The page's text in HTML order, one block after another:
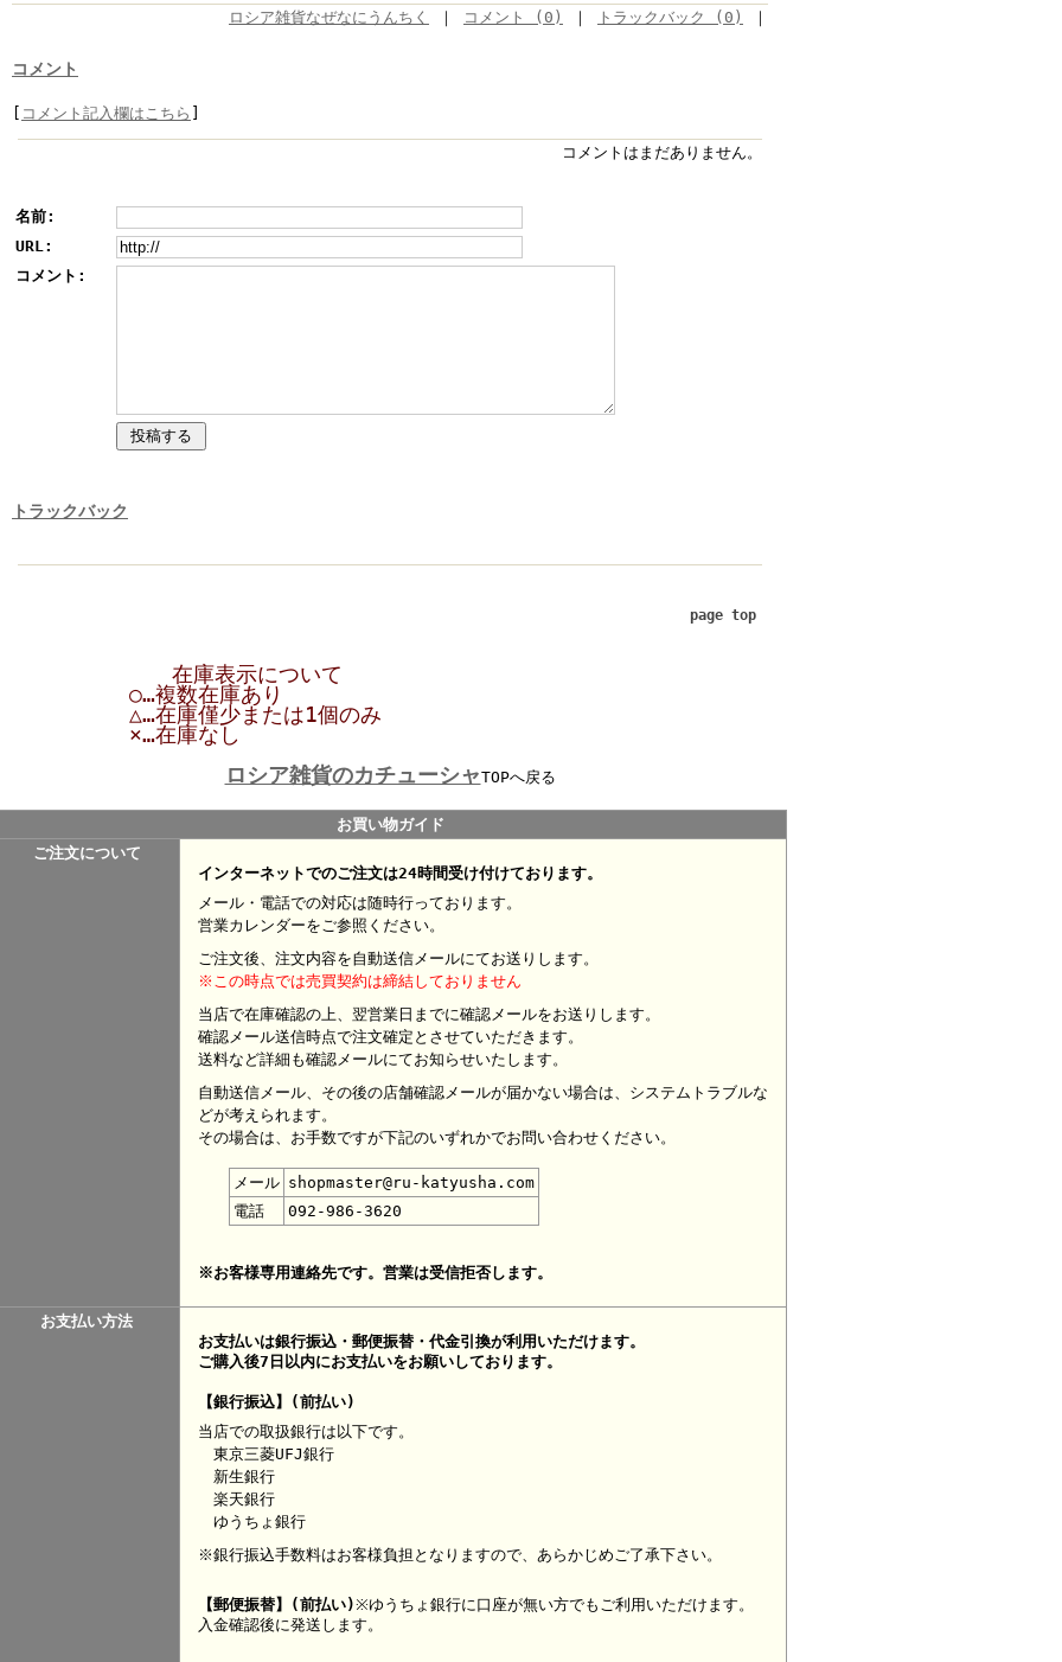
ロシア雑貨なぜなにうんちく
｜ コメント (0) ｜ トラックバック (0) ｜
コメント
コメント記入欄はこちら
コメントはまだありません。
名前:
URL:
コメント:
トラックバック
page top
在庫表示について
○…複数在庫あり
△…在庫僅少または1個のみ
×…在庫なし
ロシア雑貨のカチューシャTOPへ戻る
お買い物ガイド
ご注文について
インターネットでのご注文は24時間受け付けております。
メール・電話での対応は随時行っております。
営業カレンダーをご参照ください。
ご注文後、注文内容を自動送信メールにてお送りします。
※この時点では売買契約は締結しておりません
当店で在庫確認の上、翌営業日までに確認メールをお送りします。
確認メール送信時点で注文確定とさせていただきます。
送料など詳細も確認メールにてお知らせいたします。
自動送信メール、その後の店舗確認メールが届かない場合は、システムトラブルな
どが考えられます。
その場合は、お手数ですが下記のいずれかでお問い合わせください。
メール shopmaster@ru-katyusha.com
電話
092-986-3620
※お客様専用連絡先です。営業は受信拒否します。
お支払い方法
お支払いは銀行振込・郵便振替・代金引換が利用いただけます。
ご購入後7日以内にお支払いをお願いしております。
【銀行振込】(前払い)
当店での取扱銀行は以下です。
東京三菱UFJ銀行
新生銀行
楽天銀行
ゆうちょ銀行
※銀行振込手数料はお客様負担となりますので、あらかじめご了承下さい。
【郵便振替】(前払い)※ゆうちょ銀行に口座が無い方でもご利用いただけます。
入金確認後に発送します。